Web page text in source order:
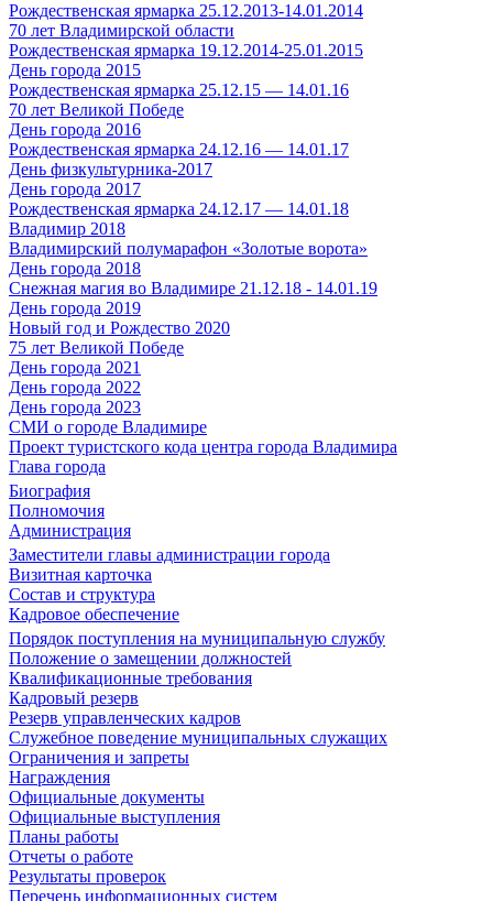
Рождественская ярмарка 25.12.2013-14.01.2014
70 лет Владимирской области
Рождественская ярмарка 19.12.2014-25.01.2015
День города 2015
Рождественская ярмарка 25.12.15 — 14.01.16
70 лет Великой Победе
День города 2016
Рождественская ярмарка 24.12.16 — 14.01.17
День физкультурника-2017
День города 2017
Рождественская ярмарка 24.12.17 — 14.01.18
Владимир 2018
Владимирский полумарафон «Золотые ворота»
День города 2018
Снежная магия во Владимире 21.12.18 - 14.01.19
День города 2019
Новый год и Рождество 2020
75 лет Великой Победе
День города 2021
День города 2022
День города 2023
СМИ о городе Владимире
Проект туристского кода центра города Владимира
Глава города
Биография
Полномочия
Администрация
Заместители главы администрации города
Визитная карточка
Состав и структура
Кадровое обеспечение
Порядок поступления на муниципальную службу
Положение о замещении должностей
Квалификационные требования
Кадровый резерв
Резерв управленческих кадров
Служебное поведение муниципальных служащих
Ограничения и запреты
Награждения
Официальные документы
Официальные выступления
Планы работы
Отчеты о работе
Результаты проверок
Перечень информационных систем